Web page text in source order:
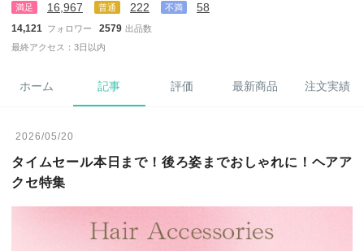
満足 16,967 普通 222 不満 58
14,121 フォロワー 2579 出品数
最終アクセス：3日以内
ホーム 記事 評価 最新商品 注文実績
2026/05/20
タイムセール本日まで！後ろ姿までおしゃれに！ヘアア
クセ特集